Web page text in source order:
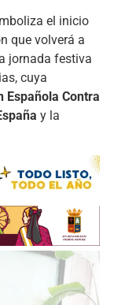
el inicio
que volverá a
jornada festiva
cuya
Española Contra
y la